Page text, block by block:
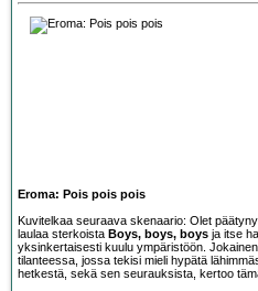
Eroma: Pois pois pois
Kuvitelkaa seuraava skenaario: Olet
laulaa sterkoista Boys, boys, boys ja itse
yksinkertaisesti kuulu ympäristöön.
tilanteessa, jossa tekisi mieli hypätä
hetkestä, sekä sen seurauksista, kertoo